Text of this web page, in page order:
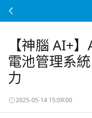
【神腦 AI+
電池管理系
力
2025-05-14 15:09:00